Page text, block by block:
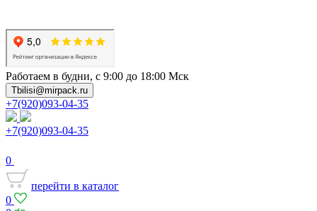
Работаем в будни, с 9:00 до 18:00 Мск
Tbilisi@mirpack.ru
+7(920)093-04-35
+7(920)093-04-35
0
перейти в каталог
0